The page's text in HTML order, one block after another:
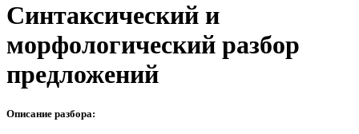
Синтаксический и
морфологический разбор
предложений
Описание разбора: